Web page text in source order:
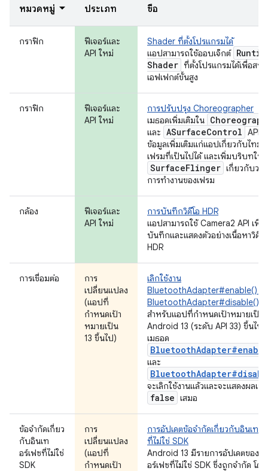
หมวดหมู่ ประเภท ชื่อ
กราฟิก
ฟีเจอร์และ
API ใหม่
Shader ที่ตั้งโปรแกรมได้
แอปสามารถใช้ออบเจ็กต์
Shader ที่ตั้งโปรแกรมได้เพื่อสร้า
เอฟเฟกต์ขั้นสูง
กราฟิก
ฟีเจอร์และ
API ใหม่
การปรับปรุง Choreographer
เมธอดเพิ่มเติมใน
และ ASurfaceControl API
ข้อมูลเพิ่มเติมแก่แอปเกี่ยวกับไทม์ไ
เฟรมที่เป็นไปได้ และเพิ่มบริบทให้
SurfaceFlinger เกี่ยวกับวง
การทำงานของเฟรม
กล้อง
ฟีเจอร์และ
API ใหม่
การบันทึกวิดีโอ HDR
แอปสามารถใช้ Camera2 API เพื่อ
บันทึกและแสดงตัวอย่างเนื้อหาวิดีโอ
HDR
การเชื่อมต่อ
การ
เปลี่ยนแปลง
(แอปที่
กำหนดเป้า
หมายเป็น
13 ขึ้นไป)
เลิกใช้งาน
BluetoothAdapter#enable() แ
BluetoothAdapter#disable()
สำหรับแอปที่กำหนดเป้าหมายเป็น
Android 13 (ระดับ API 33) ขึ้นไป
เมธอด
และ
จะเลิกใช้งานแล้วและจะแสดงผลเป็
false เสมอ
ข้อจำกัดเกี่ยว
กับอินเท
อร์เฟซที่ไม่ใช่
SDK
การ
เปลี่ยนแปลง
(แอปที่
กำหนดเป้า
การอัปเดตข้อจำกัดเกี่ยวกับอินเทอ
ที่ไม่ใช่ SDK
Android 13 มีรายการอัปเดตของอิ
อร์เฟซที่ไม่ใช่ SDK ซึ่งถูกจำกัด โด